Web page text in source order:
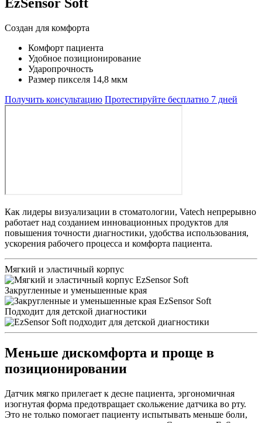
Создан для комфорта
Комфорт пациента
Удобное позиционирование
Ударопрочность
Размер пикселя 14,8 мкм
Получить консультацию Протестируйте бесплатно 7 дней
Как лидеры визуализации в стоматологии, Vatech непрерывно
работает над созданием инновационных продуктов для
повышения точности диагностики, удобства использования,
ускорения рабочего процесса и комфорта пациента.
Мягкий и эластичный корпус
Закругленные и уменьшенные края
Подходит для детской диагностики
Меньше дискомфорта и проще в
позиционировании
Датчик мягко прилегает к десне пациента, эргономичная
изогнутая форма предотвращает скольжение датчика во рту.
Это не только помогает пациенту испытывать меньше боли,